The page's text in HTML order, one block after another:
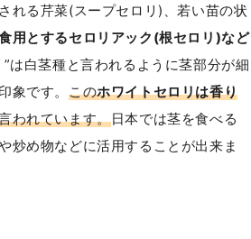
れる芹菜(スープセロリ)、若い苗の状
用とするセロリアック(根セロリ)など
は白茎種と言われるように茎部分が細
象です。このホワイトセロリは香り
われています。日本では茎を食べる
炒め物などに活用することが出来ま